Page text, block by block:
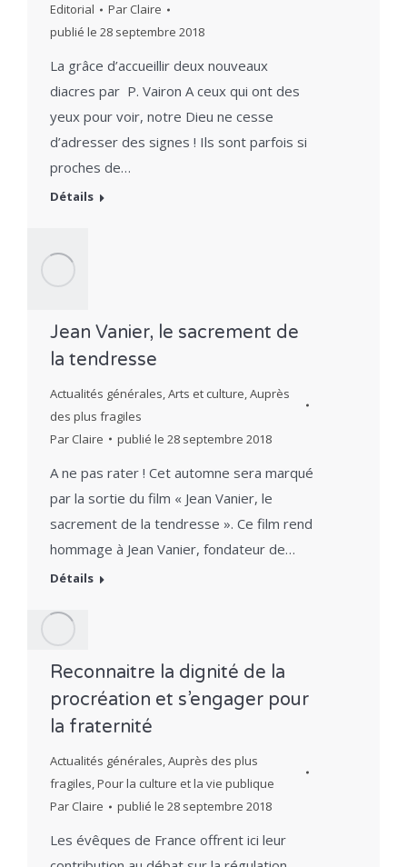
Editorial Par Claire
publié le 28 septembre 2018
La grâce d’accueillir deux nouveaux
diacres par P. Vairon A ceux qui ont des
yeux pour voir, notre Dieu ne cesse
d’adresser des signes ! Ils sont parfois si
proches de…
Détails
Jean Vanier, le sacrement de
la tendresse
Actualités générales Arts et culture Auprès
des plus fragiles
Par Claire publié le 28 septembre 2018
A ne pas rater ! Cet automne sera marqué
par la sortie du film « Jean Vanier, le
sacrement de la tendresse ». Ce film rend
hommage à Jean Vanier, fondateur de…
Détails
Reconnaitre la dignité de la
procréation et s’engager pour
la fraternité
Actualités générales,Auprès des plus
fragiles,Pour la culture et la vie publique
Par Claire publié le 28 septembre 2018
Les évêques de France offrent ici leur